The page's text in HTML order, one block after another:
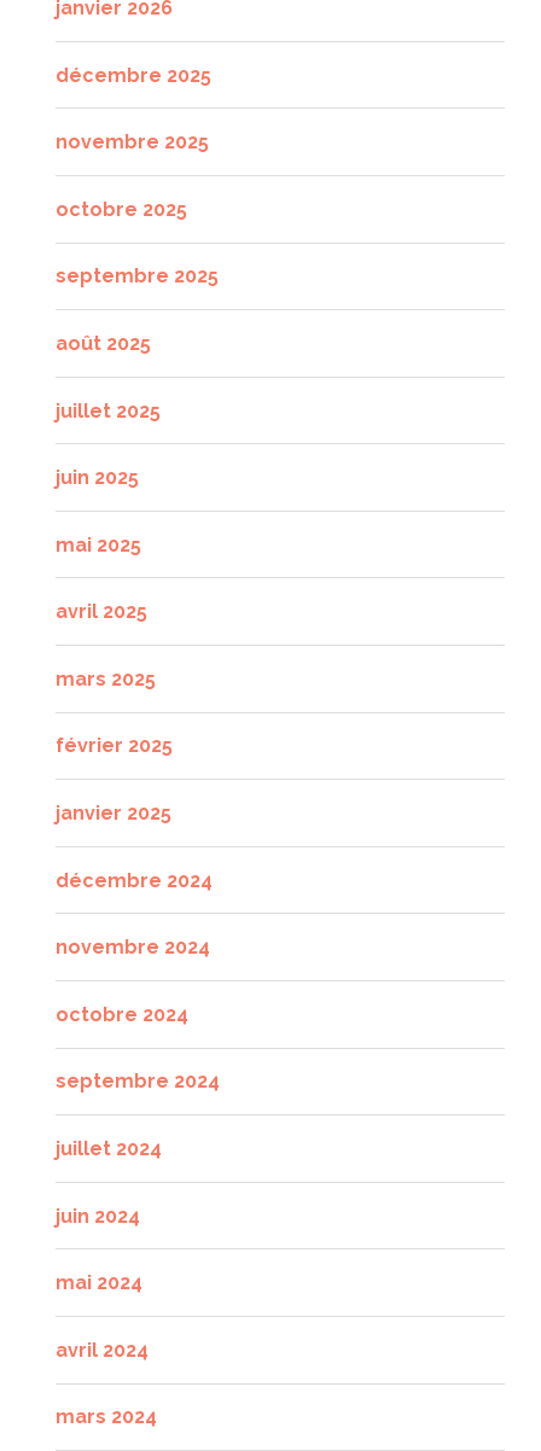
janvier 2026
décembre 2025
novembre 2025
octobre 2025
septembre 2025
août 2025
juillet 2025
juin 2025
mai 2025
avril 2025
mars 2025
février 2025
janvier 2025
décembre 2024
novembre 2024
octobre 2024
septembre 2024
juillet 2024
juin 2024
mai 2024
avril 2024
mars 2024